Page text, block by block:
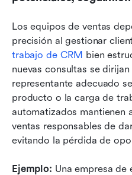
Los equipos de ventas
precisión al gestionar
trabajo de CRM bien
nuevas consultas se
representante adecuado
producto o la carga de
automatizados mantienen
ventas responsables de
evitando la pérdida de
Ejemplo: Una empresa de